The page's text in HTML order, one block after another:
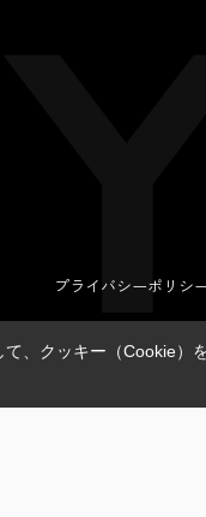
プライバシーポリシ
、クッキー（Cookie）